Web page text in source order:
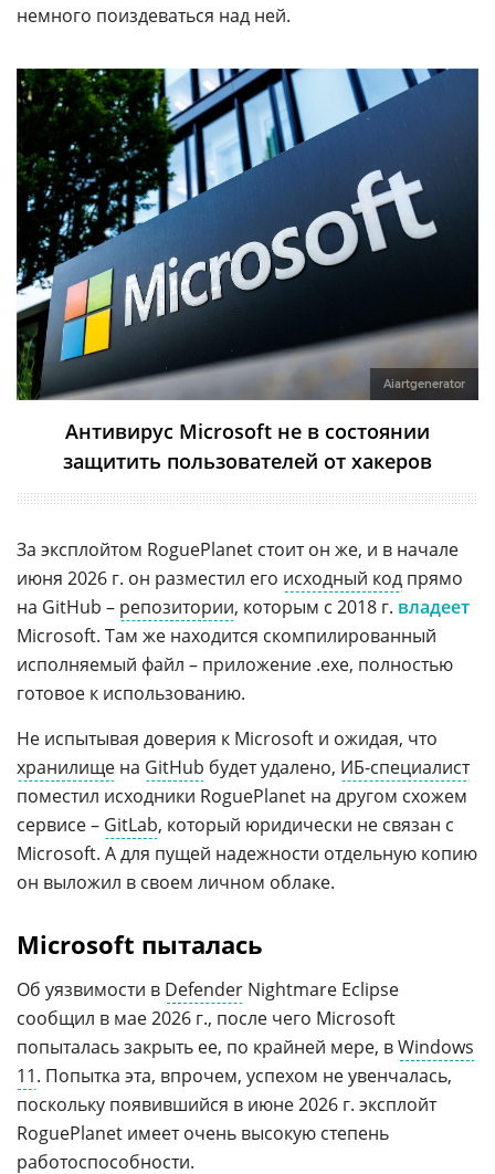
немного поиздеваться над ней.
Aiartgenerator
Антивирус Microsoft не в состоянии
защитить пользователей от хакеров
За эксплойтом RoguePlanet стоит он же, и в начале
июня 2026 г. он разместил его исходный код прямо
на GitHub – репозитории, которым с 2018 г. владеет
Microsoft. Там же находится скомпилированный
исполняемый файл – приложение .exe, полностью
готовое к использованию.
Не испытывая доверия к Microsoft и ожидая, что
хранилище на GitHub будет удалено, ИБ-специалист
поместил исходники RoguePlanet на другом схожем
сервисе – GitLab, который юридически не связан с
Microsoft. А для пущей надежности отдельную копию
он выложил в своем личном облаке.
Microsoft пыталась
Об уязвимости в Defender Nightmare Eclipse
сообщил в мае 2026 г., после чего Microsoft
попыталась закрыть ее, по крайней мере, вWindows
11. Попытка эта, впрочем, успехом не увенчалась,
поскольку появившийся в июне 2026 г. эксплойт
RoguePlanet имеет очень высокую степень
работоспособности.